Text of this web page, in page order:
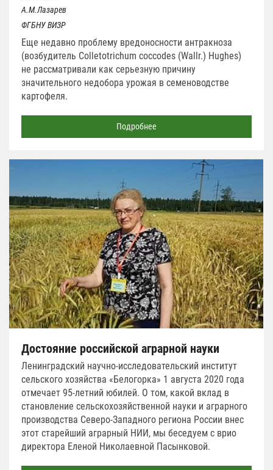
А.М.Лазарев
ФГБНУ ВИЗР
Еще недавно проблему вредоносности антракноза
(возбудитель Colletotrichum coccodes (Wallr.) Hughes)
не рассматривали как серьезную причину
значительного недобора урожая в семеноводстве
картофеля.
Подробнее
Достояние российской аграрной науки
Ленинградский научно-исследовательский институт
сельского хозяйства «Белогорка» 1 августа 2020 года
отмечает 95-летний юбилей. О том, какой вклад в
становление сельскохозяйственной науки и аграрного
производства Северо-Западного региона России внес
этот старейший аграрный НИИ, мы беседуем с врио
директора Еленой Николаевной Пасынковой.